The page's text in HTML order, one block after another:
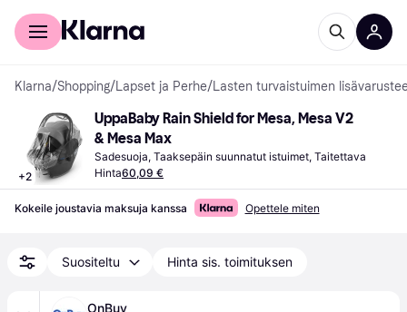
Kuluttajille
Klarna/Shopping/Lapset ja Perhe/Lasten turvaistuimen
+2
UppaBaby Rain Shield for Mesa, Mesa V2
& Mesa Max
Sadesuoja, Taaksepäin suunnatut istuimet, Taitettava
Hinta60,09 €
Kokeile joustavia maksuja kanssa Opettele miten
Suositeltu Hinta sis. toimituksen
OnBuy